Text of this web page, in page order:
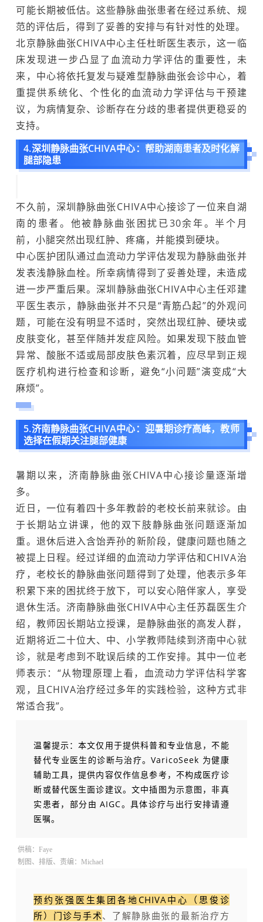
可能长期被低估。这些静脉曲张患者在经过系统、规
范的评估后，得到了妥善的安排与有针对性的处理。
北京静脉曲张CHIVA中心主任杜昕医生表示，这一临
床发现进一步凸显了血流动力学评估的重要性，未
来，中心将依托复发与疑难型静脉曲张会诊中心，着
重提供系统化、个性化的血流动力学评估与干预建
议，为病情复杂、诊断存在分歧的患者提供更稳妥的
支持。
4.深圳静脉曲张CHIVA中心：帮助湖南患者及时化解
腿部隐患
不久前，深圳静脉曲张CHIVA中心接诊了一位来自湖
南的患者。他被静脉曲张困扰已30余年。半个月
前，小腿突然出现红肿、疼痛，并能摸到硬块。
中心医护团队通过血流动力学评估发现为静脉曲张并
发表浅静脉血栓。所幸病情得到了妥善处理，未造成
进一步严重后果。深圳静脉曲张CHIVA中心主任邓建
平医生表示，静脉曲张并不只是“青筋凸起”的外观问
题，可能在没有明显不适时，突然出现红肿、硬块或
皮肤变化，甚至伴随并发症风险。如果发现下肢血管
异常、酸胀不适或局部皮肤色素沉着，应尽早到正规
医疗机构进行检查和诊断，避免“小问题”演变成“大
麻烦”。
5.济南静脉曲张CHIVA中心：迎暑期诊疗高峰，教师
选择在假期关注腿部健康
暑期以来，济南静脉曲张CHIVA中心接诊量逐渐增
多。
近日，一位有着四十多年教龄的老校长前来就诊。由
于长期站立讲课，他的双下肢静脉曲张问题逐渐加
重。退休后进入含饴弄孙的新阶段，健康问题也随之
被提上日程。经过详细的血流动力学评估和CHIVA治
疗，老校长的静脉曲张问题得到了处理，他表示多年
积累下来的困扰终于放下，可以安心陪伴家人，享受
退休生活。济南静脉曲张CHIVA中心主任苏磊医生介
绍，教师因长期站立授课，是静脉曲张的高发人群，
近期将近二十位大、中、小学教师陆续到济南中心就
诊，就是考虑到不耽误后续的工作安排。其中一位老
师表示：“从物理原理上看，血流动力学评估科学客
观，且CHIVA治疗经过多年的实践检验，这种方式非
常适合我”。
温馨提示：本文仅用于提供科普和专业信息，不能
替代专业医生的诊断与治疗。VaricoSeek 为健康
辅助工具，提供内容仅作信息参考，不构成医疗诊
断或替代医生面诊建议。文中插图为示意图，非真
实患者，部分由 AIGC。具体诊疗与出行安排请遵
医嘱。
供稿：Faye
制图、排版、责编：Michael
预约张强医生集团各地CHIVA中心（思俊诊
所）门诊与手术、了解静脉曲张的最新治疗方